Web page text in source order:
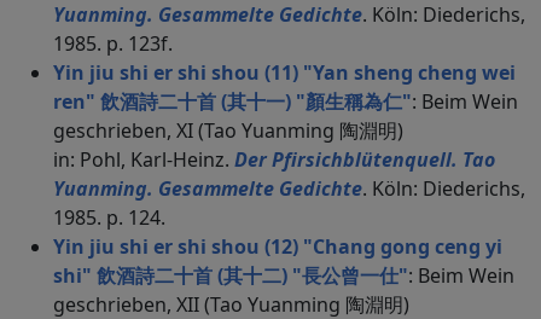
Yuanming. Gesammelte Gedichte. Köln: Diederichs,
1985. p. 123f.
Yin jiu shi er shi shou (11) "Yan sheng cheng wei
ren" 飲酒詩二十首 (其十一) "顏生稱為仁": Beim Wein
geschrieben, XI (Tao Yuanming 陶淵明)
in: Pohl, Karl-Heinz. Der Pfirsichblütenquell. Tao
Yuanming. Gesammelte Gedichte. Köln: Diederichs,
1985. p. 124.
Yin jiu shi er shi shou (12) "Chang gong ceng yi
shi" 飲酒詩二十首 (其十二) "長公曾一仕": Beim Wein
geschrieben, XII (Tao Yuanming 陶淵明)